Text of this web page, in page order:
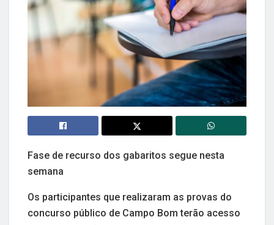
Fase de recurso dos gabaritos segue nesta
semana
Os participantes que realizaram as provas do
concurso público de Campo Bom terão acesso